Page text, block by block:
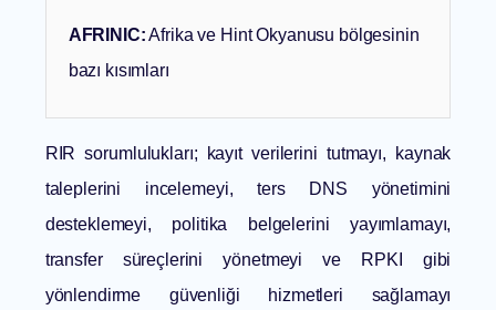
AFRINIC:Afrika ve Hint Okyanusu bölgesinin
bazı kısımları
RIR sorumlulukları; kayıt verilerini tutmayı, kaynak
taleplerini incelemeyi, ters DNS yönetimini
desteklemeyi, politika belgelerini yayımlamayı,
transfer süreçlerini yönetmeyi ve RPKI gibi
yönlendirme güvenliği hizmetleri sağlamayı